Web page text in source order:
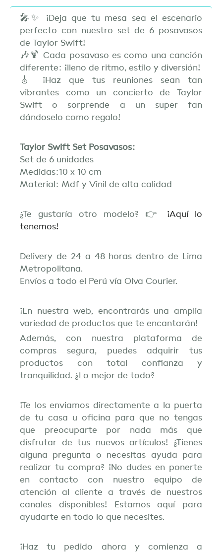
🎤✨ ¡Deja que tu mesa sea el escenario
perfecto con nuestro set de 6 posavasos
de Taylor Swift!
🎶🍹 Cada posavaso es como una canción
diferente: ¡lleno de ritmo, estilo y diversión!
🎸 ¡Haz que tus reuniones sean tan
vibrantes como un concierto de Taylor
Swift o sorprende a un super fan
dándoselo como regalo!
Taylor Swift Set Posavasos:
Set de 6 unidades
Medidas:10 x 10 cm
Material: Mdf y Vinil de alta calidad
¿Te gustaría otro modelo? 👉
¡Aquí lo
tenemos!
Delivery de 24 a 48 horas dentro de Lima
Metropolitana.
Envíos a todo el Perú vía Olva Courier.
¡En nuestra web, encontrarás una amplia
variedad de productos que te encantarán!
Además, con nuestra plataforma de
compras segura, puedes adquirir tus
productos con total confianza y
tranquilidad. ¿Lo mejor de todo?
¡Te los enviamos directamente a la puerta
de tu casa u oficina para que no tengas
que preocuparte por nada más que
disfrutar de tus nuevos artículos! ¿Tienes
alguna pregunta o necesitas ayuda para
realizar tu compra? ¡No dudes en ponerte
en contacto con nuestro equipo de
atención al cliente a través de nuestros
canales disponibles! Estamos aquí para
ayudarte en todo lo que necesites.
¡Haz tu pedido ahora y comienza a